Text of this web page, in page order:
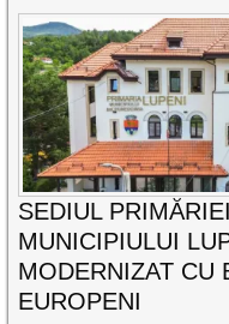
SEDIUL PRIMĂRIEI
MUNICIPIULUI
MODERNIZAT CU
EUROPENI